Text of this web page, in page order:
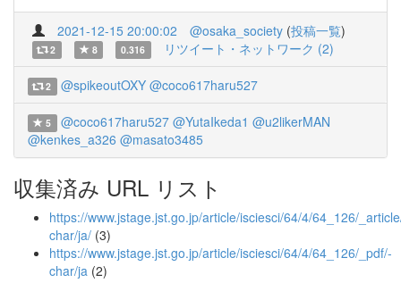
2021-12-15 20:00:02 @osaka_society (投稿一覧)
2 8 0.316 リツイート・ネットワーク (2)
2 @spikeoutOXY @coco617haru527
5 @coco617haru527 @YutaIkeda1 @u2likerMAN
@kenkes_a326 @masato3485
収集済み URL リスト
https://www.jstage.jst.go.jp/article/isciesci/64/4/64_126/
char/ja/ (3)
https://www.jstage.jst.go.jp/article/isciesci/64/4/64_126/_pdf/-
char/ja (2)